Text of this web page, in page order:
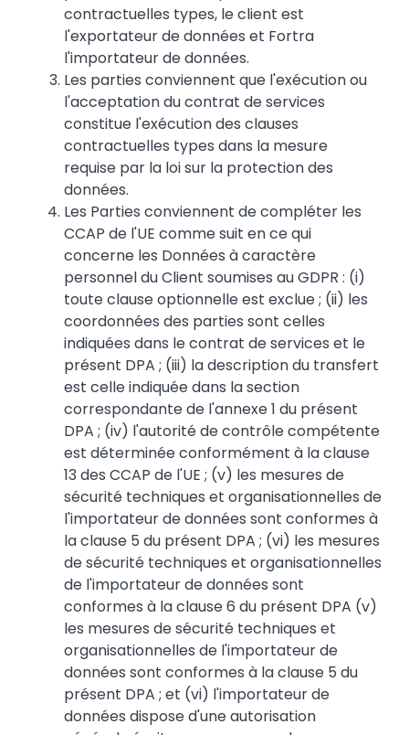
contractuelles types, le client est
l'exportateur de données et Fortra
l'importateur de données.
Les parties conviennent que l'exécution ou
l'acceptation du contrat de services
constitue l'exécution des clauses
contractuelles types dans la mesure
requise par la loi sur la protection des
données.
Les Parties conviennent de compléter les
CCAP de l'UE comme suit en ce qui
concerne les Données à caractère
personnel du Client soumises au GDPR : (i)
toute clause optionnelle est exclue ; (ii) les
coordonnées des parties sont celles
indiquées dans le contrat de services et le
présent DPA ; (iii) la description du transfert
est celle indiquée dans la section
correspondante de l'annexe 1 du présent
DPA ; (iv) l'autorité de contrôle compétente
est déterminée conformément à la clause
13 des CCAP de l'UE ; (v) les mesures de
sécurité techniques et organisationnelles de
l'importateur de données sont conformes à
la clause 5 du présent DPA ; (vi) les mesures
de sécurité techniques et organisationnelles
de l'importateur de données sont
conformes à la clause 6 du présent DPA (v)
les mesures de sécurité techniques et
organisationnelles de l'importateur de
données sont conformes à la clause 5 du
présent DPA ; et (vi) l'importateur de
données dispose d'une autorisation